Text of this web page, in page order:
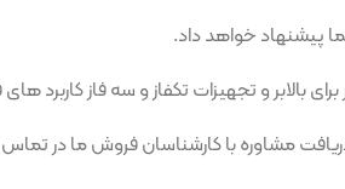
داد.
تکفاز و سه فاز کاربرد های فراوانی دارد.
با کارشناسان فروش ما در تماس باشید.